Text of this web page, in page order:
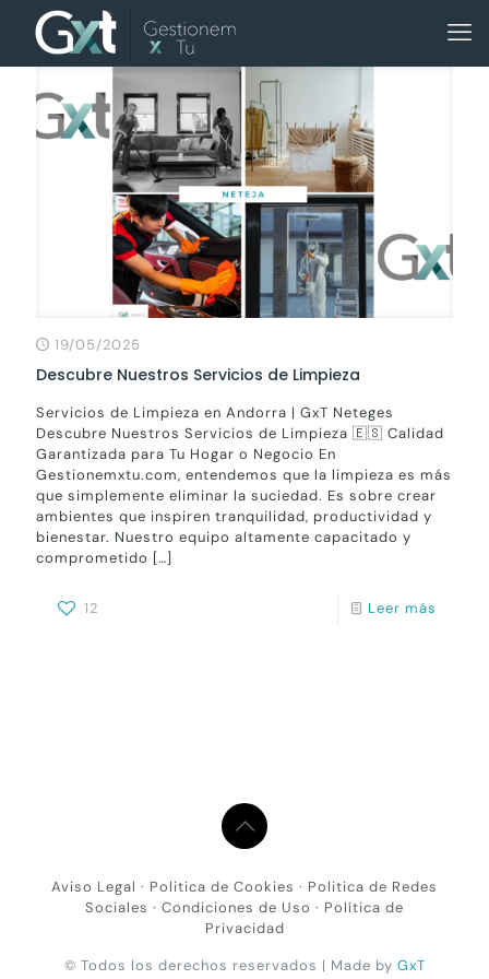
19/05/2025
Descubre Nuestros Servicios de Limpieza
Servicios de Limpieza en Andorra | GxT Neteges
Descubre Nuestros Servicios de Limpieza 🇪🇸 Calidad
Garantizada para Tu Hogar o Negocio En
Gestionemxtu.com, entendemos que la limpieza es más
que simplemente eliminar la suciedad. Es sobre crear
ambientes que inspiren tranquilidad, productividad y
bienestar. Nuestro equipo altamente capacitado y
comprometido […]
12 Leer más
Aviso Legal · Politica de Cookies · Politica de Redes
Sociales · Condiciones de Uso · Política de
Privacidad
© Todos los derechos reservados | Made by GxT